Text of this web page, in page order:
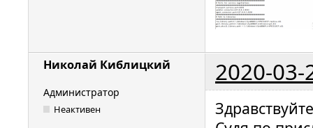
Николай Киблицкий 2020-03-
Администратор
Неактивен